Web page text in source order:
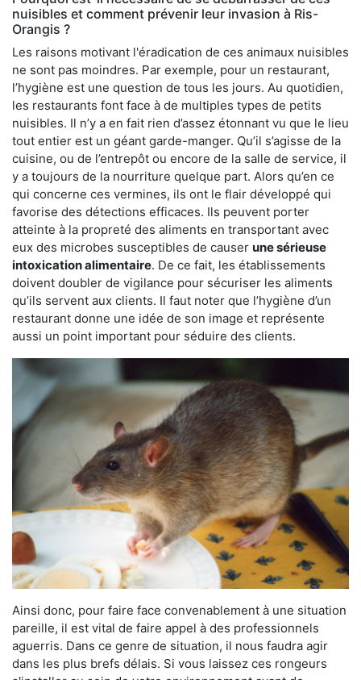
nuisibles et comment prévenir leur invasion à Ris-
Orangis ?
Les raisons motivant l'éradication de ces animaux nuisibles
ne sont pas moindres. Par exemple, pour un restaurant,
l’hygiène est une question de tous les jours. Au quotidien,
les restaurants font face à de multiples types de petits
nuisibles. Il n’y a en fait rien d’assez étonnant vu que le lieu
tout entier est un géant garde-manger. Qu’il s’agisse de la
cuisine, ou de l’entrepôt ou encore de la salle de service, il
y a toujours de la nourriture quelque part. Alors qu’en ce
qui concerne ces vermines, ils ont le flair développé qui
favorise des détections efficaces. Ils peuvent porter
atteinte à la propreté des aliments en transportant avec
eux des microbes susceptibles de causer une sérieuse
intoxication alimentaire. De ce fait, les établissements
doivent doubler de vigilance pour sécuriser les aliments
qu’ils servent aux clients. Il faut noter que l’hygiène d’un
restaurant donne une idée de son image et représente
aussi un point important pour séduire des clients.
Ainsi donc, pour faire face convenablement à une situation
pareille, il est vital de faire appel à des professionnels
aguerris. Dans ce genre de situation, il nous faudra agir
dans les plus brefs délais. Si vous laissez ces rongeurs